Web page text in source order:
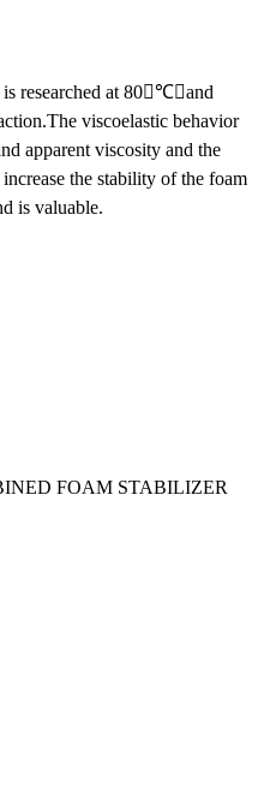
researched at 80℃，and
viscoelastic behavior
apparent viscosity and the
the stability of the foam
is valuable.
FOAM STABILIZER